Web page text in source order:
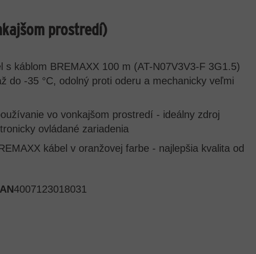
prostredí)
s káblom BREMAXX 100 m (AT-N07V3V3-F 3G1.5)
do -35 °C, odolný proti oderu a mechanicky veľmi
vo vonkajšom prostredí - ideálny zdroj
ovládané zariadenia
kábel v oranžovej farbe - najlepšia kvalita od
4007123018031